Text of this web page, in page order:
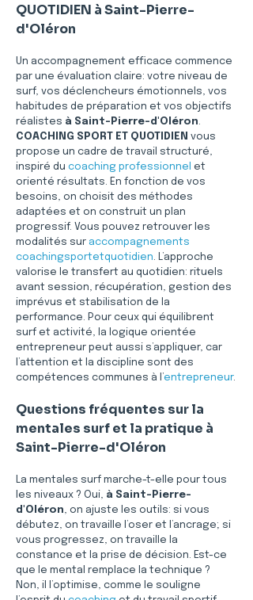
QUOTIDIEN à Saint-Pierre-
d'Oléron
Un accompagnement efficace commence
par une évaluation claire: votre niveau de
surf, vos déclencheurs émotionnels, vos
habitudes de préparation et vos objectifs
réalistes à Saint-Pierre-d'Oléron.
COACHING SPORT ET QUOTIDIEN vous
propose un cadre de travail structuré,
inspiré du coaching professionnel
et
orienté résultats. En fonction de vos
besoins, on choisit des méthodes
adaptées et on construit un plan
progressif. Vous pouvez retrouver les
modalités sur accompagnements
coachingsportetquotidien. L’approche
valorise le transfert au quotidien: rituels
avant session, récupération, gestion des
imprévus et stabilisation de la
performance. Pour ceux qui équilibrent
surf et activité, la logique orientée
entrepreneur peut aussi s’appliquer, car
l’attention et la discipline sont des
compétences communes à l’entrepreneur.
Questions fréquentes sur la
mentales surf et la pratique à
Saint-Pierre-d'Oléron
La mentales surf marche-t-elle pour tous
les niveaux ? Oui, à Saint-Pierre-
d'Oléron, on ajuste les outils: si vous
débutez, on travaille l’oser et l’ancrage; si
vous progressez, on travaille la
constance et la prise de décision. Est-ce
que le mental remplace la technique ?
Non, il l’optimise, comme le souligne